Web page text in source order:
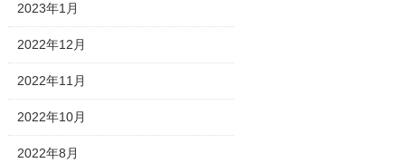
2023年1月
2022年12月
2022年11月
2022年10月
2022年8月